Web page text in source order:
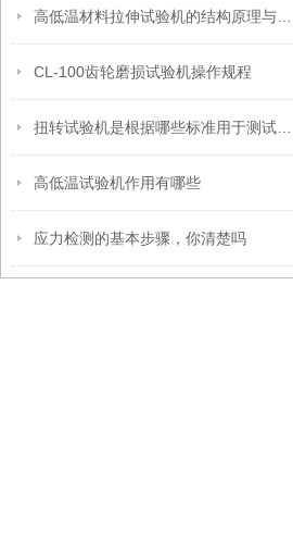
CL-100齿轮磨损试验机操作规程
高低温试验机作用有哪些
应力检测的基本步骤，你清楚吗